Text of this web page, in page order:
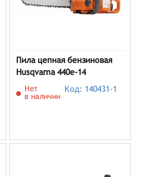
Пила цепная бензиновая
Husqvarna 440e-14
Нет
в наличии
Код: 140431-1